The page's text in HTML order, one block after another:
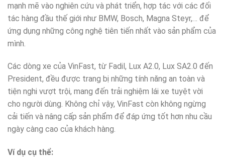
mạnh mẽ vào nghiên cứu và phát triển, hợp tác với các đối
tác hàng đầu thế giới như BMW, Bosch, Magna Steyr,… để
ứng dụng những công nghệ tiên tiến nhất vào sản phẩm của
mình.
Các dòng xe của VinFast, từ Fadil, Lux A2.0, Lux SA2.0 đến
President, đều được trang bị những tính năng an toàn và
tiện nghi vượt trội, mang đến trải nghiệm lái xe tuyệt vời
cho người dùng. Không chỉ vậy, VinFast còn không ngừng
cải tiến và nâng cấp sản phẩm để đáp ứng tốt hơn nhu cầu
ngày càng cao của khách hàng.
Ví dụ cụ thể: